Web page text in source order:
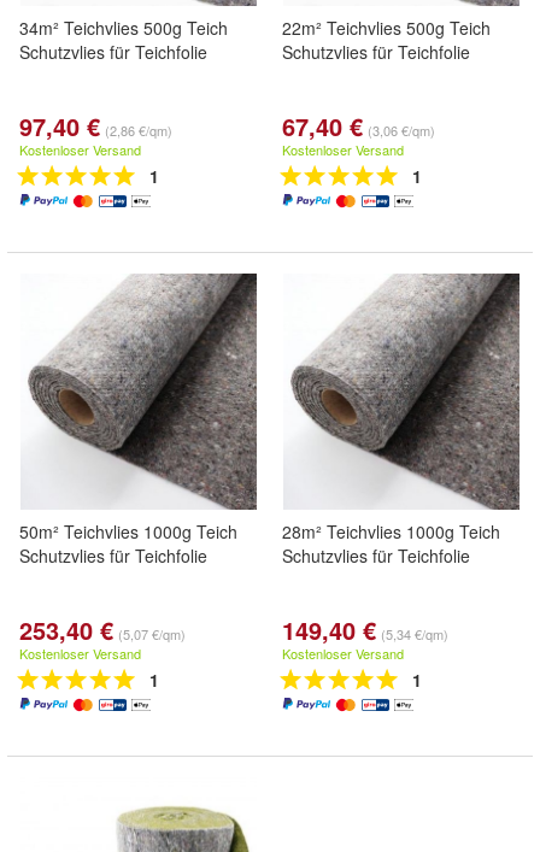
34m² Teichvlies 500g Teich
Schutzvlies für Teichfolie
97,40 € (2,86 €/qm)
Kostenloser Versand
1
22m² Teichvlies 500g Teich
Schutzvlies für Teichfolie
67,40 € (3,06 €/qm)
Kostenloser Versand
1
50m² Teichvlies 1000g Teich
Schutzvlies für Teichfolie
253,40 € (5,07 €/qm)
Kostenloser Versand
1
28m² Teichvlies 1000g Teich
Schutzvlies für Teichfolie
149,40 € (5,34 €/qm)
Kostenloser Versand
1